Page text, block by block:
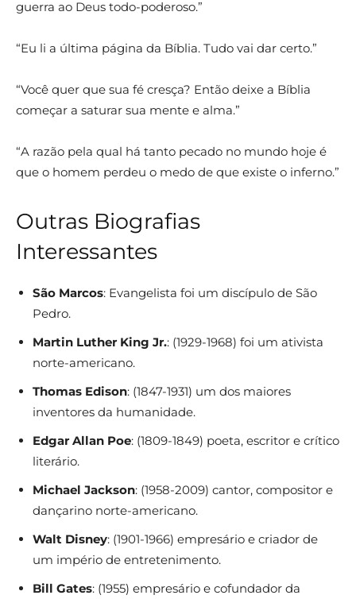
guerra ao Deus todo-poderoso.”
“Eu li a última página da Bíblia. Tudo vai dar certo.”
“Você quer que sua fé cresça? Então deixe a Bíblia
começar a saturar sua mente e alma.”
“A razão pela qual há tanto pecado no mundo hoje é
que o homem perdeu o medo de que existe o inferno.”
Outras Biografias
Interessantes
São Marcos: Evangelista foi um discípulo de São
Pedro.
Martin Luther King Jr.: (1929-1968) foi um ativista
norte-americano.
Thomas Edison: (1847-1931) um dos maiores
inventores da humanidade.
Edgar Allan Poe: (1809-1849) poeta, escritor e crítico
literário.
Michael Jackson: (1958-2009) cantor, compositor e
dançarino norte-americano.
Walt Disney: (1901-1966) empresário e criador de
um império de entretenimento.
Bill Gates: (1955) empresário e cofundador da